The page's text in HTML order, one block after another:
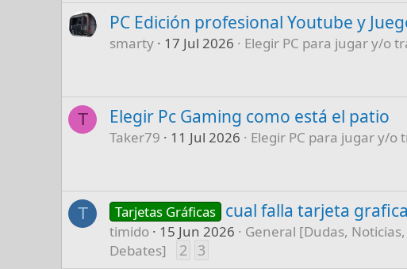
PC Edición profesional Youtube y
smarty 17 Jul 2026 Elegir PC para jugar y/o
T Elegir Pc Gaming como está el patio
Taker79 11 Jul 2026 Elegir PC para jugar y/o
T Tarjetas Gráficas cual falla tarjeta
timido 15 Jun 2026
General [Dudas,
Debates]
2 3